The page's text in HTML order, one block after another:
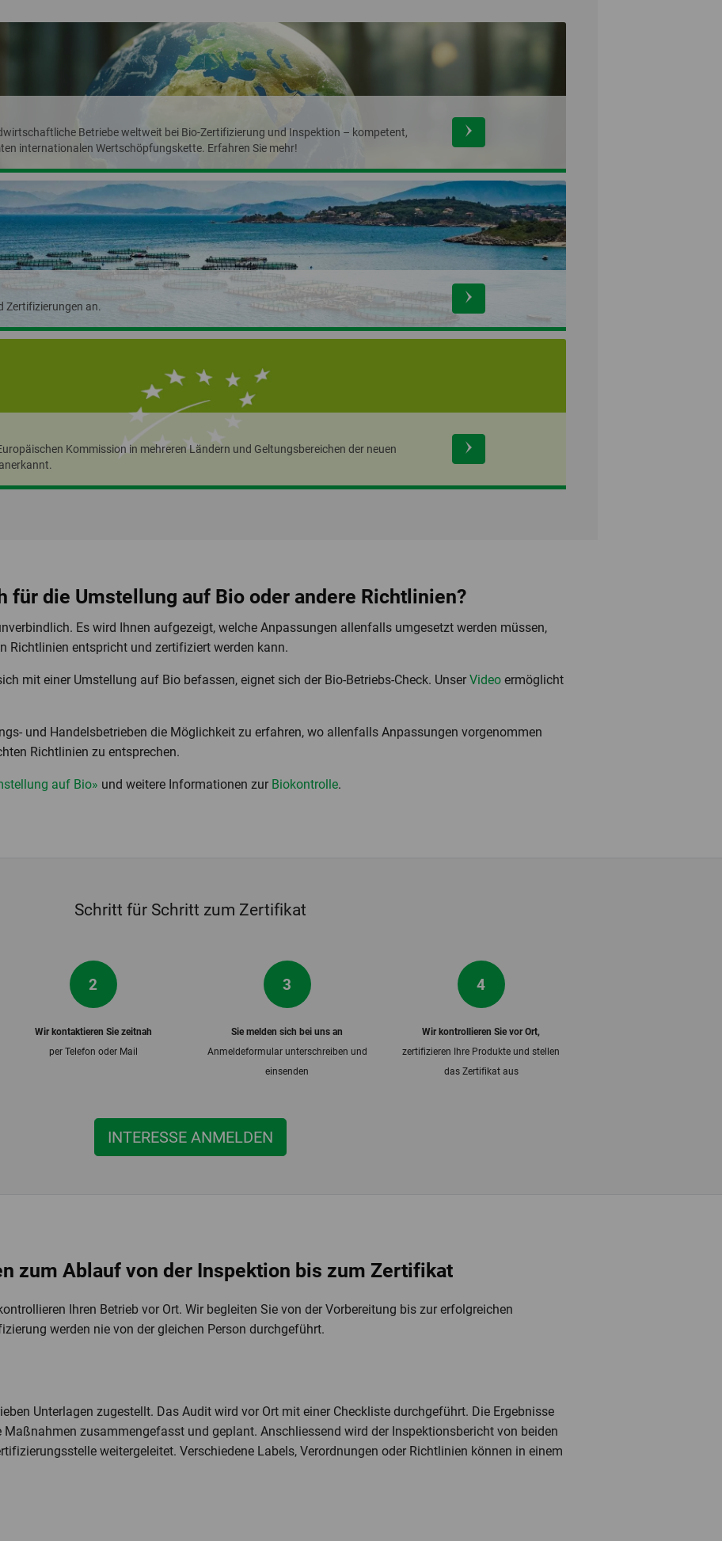
Betriebe weltweit bei Bio-Zertifizierung und Inspektion – kompetent,
internationalen Wertschöpfungskette. Erfahren Sie mehr!
Zertifizierungen an.
Kommission in mehreren Ländern und Geltungsbereichen der neuen
für die Umstellung auf Bio oder andere Richtlinien?
Es wird Ihnen aufgezeigt, welche Anpassungen allenfalls umgesetzt werden müssen,
Richtlinien entspricht und zertifiziert werden kann.
mit einer Umstellung auf Bio befassen, eignet sich der Bio-Betriebs-Check. Unser Video ermöglicht
und Handelsbetrieben die Möglichkeit zu erfahren, wo allenfalls Anpassungen vorgenommen
Richtlinien zu entsprechen.
auf Bio» und weitere Informationen zur Biokontrolle.
Schritt für Schritt zum Zertifikat
2
Wir kontaktieren Sie zeitnah
per Telefon oder Mail
3
Sie melden sich bei uns an
Anmeldeformular unterschreiben und
einsenden
4
Wir kontrollieren Sie vor Ort,
zertifizieren Ihre Produkte und stellen
das Zertifikat aus
INTERESSE ANMELDEN
zum Ablauf von der Inspektion bis zum Zertifikat
Ihren Betrieb vor Ort. Wir begleiten Sie von der Vorbereitung bis zur erfolgreichen
werden nie von der gleichen Person durchgeführt.
Unterlagen zugestellt. Das Audit wird vor Ort mit einer Checkliste durchgeführt. Die Ergebnisse
zusammengefasst und geplant. Anschliessend wird der Inspektionsbericht von beiden
weitergeleitet. Verschiedene Labels, Verordnungen oder Richtlinien können in einem